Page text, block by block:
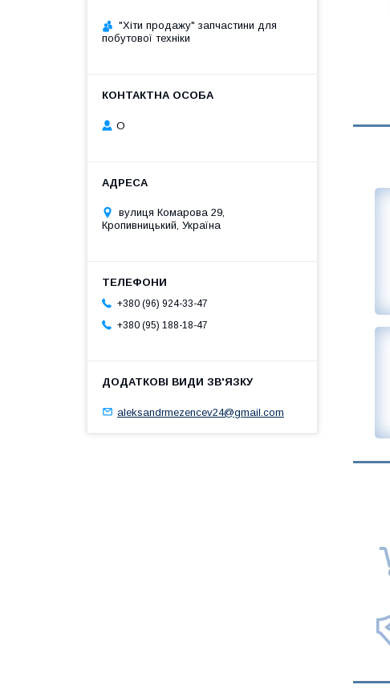
"Хіти продажу" запчастини для
побутової техніки
О
вулиця Комарова 29,
Кропивницький, Україна
+380 (96) 924-33-47
+380 (95) 188-18-47
aleksandrmezencev24@gmail.com